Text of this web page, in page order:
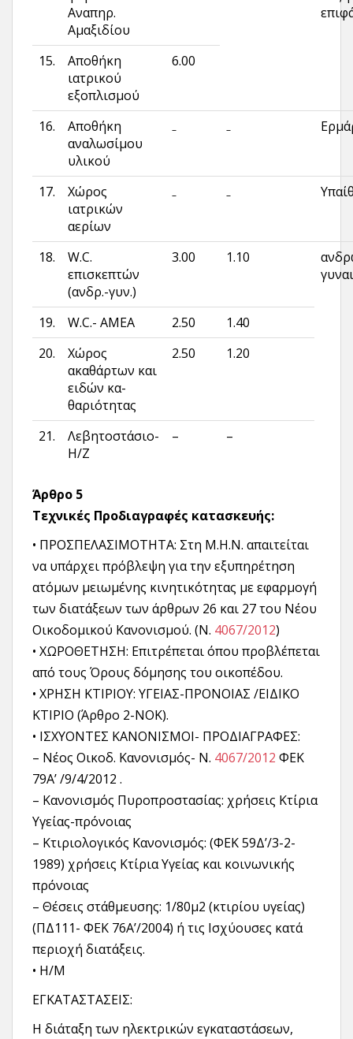
Αναπηρ.
Αμαξιδίου
15.
Αποθήκη
ιατρικού
εξοπλισμού
6.00
16.
Αποθήκη
αναλωσίμου
υλικού
– –
17.
Χώρος
ιατρικών
αερίων
– –
18.
W.C.
επισκεπτών
(ανδρ.-γυν.)
3.00 1.10
19. W.C.- ΑΜΕΑ 2.50
1.40
20.
Χώρος
ακαθάρτων και
ειδών κα­
θαριότητας
2.50 1.20
21.
Λεβητοστάσιο-
Η/Ζ
– –
Άρθρο 5
Τεχνικές Προδιαγραφές κατασκευής:
• ΠΡΟΣΠΕΛΑΣΙΜΟΤΗΤΑ: Στη Μ.Η.Ν. απαιτείται
να υπάρχει πρόβλεψη για την εξυπηρέτηση
ατόμων μειωμένης κινητικότητας με εφαρμογή
των διατάξεων των άρθρων 26 και 27 του Νέου
Οικοδομικού Κανονισμού. (Ν. 4067/2012)
• ΧΩΡΟΘΕΤΗΣΗ: Επιτρέπεται όπου προβλέπεται
από τους Όρους δόμησης του οικοπέδου.
• ΧΡΗΣΗ ΚΤΙΡΙΟΥ: ΥΓΕΙΑΣ-ΠΡΟΝΟΙΑΣ /ΕΙΔΙΚΟ
ΚΤΙΡΙΟ (Άρθρο 2-ΝΟΚ).
• ΙΣΧΥΟΝΤΕΣ ΚΑΝΟΝΙΣΜΟΙ- ΠΡΟΔΙΑΓΡΑΦΕΣ:
– Νέος Οικοδ. Κανονισμός- Ν. 4067/2012 ΦΕΚ
79Α’ /9/4/2012 .
– Κανονισμός Πυροπροστασίας: χρήσεις Κτίρια
Υγείας-πρόνοιας
– Κτιριολογικός Κανονισμός: (ΦΕΚ 59Δ’/3-2-
1989) χρήσεις Κτίρια Υγείας και κοινωνικής
πρόνοιας
– Θέσεις στάθμευσης: 1/80μ2 (κτιρίου υγείας)
(ΠΔ111- ΦΕΚ 76Α’/2004) ή τις Ισχύουσες κατά
περιοχή διατάξεις.
• Η/Μ
ΕΓΚΑΤΑΣΤΑΣΕΙΣ:
Η διάταξη των ηλεκτρικών εγκαταστάσεων,